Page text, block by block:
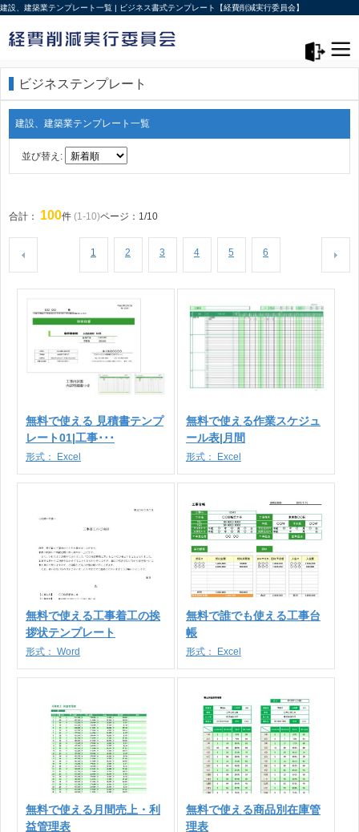
建設、建築業テンプレート一覧 | ビジネス書式テンプレート【経費削減実行委員会】
ビジネステンプレート
建設、建築業テンプレート一覧
並び替え:
合計： 100件 (1-10)ページ：1/10
1 2 3 4 5 6
無料で使える 見積書テンプ
レート01|工事･･･
形式： Excel
無料で使える作業スケジュ
ール表|月間
形式： Excel
無料で使える工事着工の挨
拶状テンプレート
形式： Word
無料で誰でも使える工事台
帳
形式： Excel
無料で使える月間売上・利
益管理表
無料で使える商品別在庫管
理表